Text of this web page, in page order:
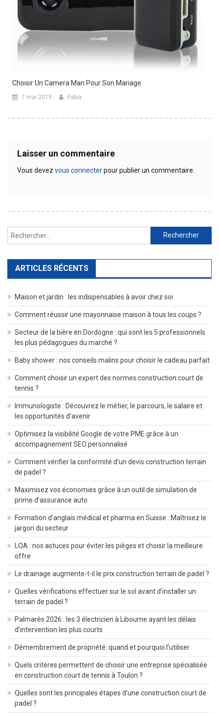
Choisir Un Camera Man Pour Son Mariage
7 mai 2019 Fabia
Laisser un commentaire
Vous devez vous connecterpour publier un commentaire.
Rechercher :
ARTICLES RÉCENTS
Maison et jardin : les indispensables à avoir chez soi
Comment réussir une mayonnaise maison à tous les coups ?
Secteur de la bière en Dordogne : qui sont les 5 professionnels
les plus pédagogues du marché ?
Baby shower : nos conseils malins pour choisir le cadeau parfait
Comment choisir un expert des normes construction court de
tennis ?
Immunologiste : Découvrez le métier, le parcours, le salaire et
les opportunités d’avenir
Optimisez la visibilité Google de votre PME grâce à un
accompagnement SEO personnalisé
Comment vérifier la conformité d’un devis construction terrain
de padel ?
Maximisez vos économies grâce à un outil de simulation de
prime d’assurance auto
Formation d’anglais médical et pharma en Suisse : Maîtrisez le
jargon du secteur
LOA : nos astuces pour éviter les pièges et choisir la meilleure
offre
Le drainage augmente-t-il le prix construction terrain de padel ?
Quelles vérifications effectuer sur le sol avant d’installer un
terrain de padel ?
Palmarès 2026 : les 3 électricien à Libourne ayant les délais
d’intervention les plus courts
Démembrement de propriété: quand et pourquoi l’utiliser
Quels critères permettent de choisir une entreprise spécialisée
en construction court de tennis à Toulon ?
Quelles sont les principales étapes d’une construction court de
padel ?